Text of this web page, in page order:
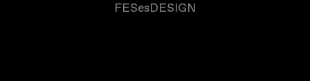
FESesDESIGN